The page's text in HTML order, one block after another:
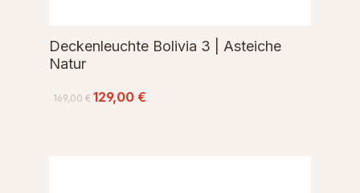
Deckenleuchte Bolivia 3 | Asteiche
Natur
169,00 € 129,00 €